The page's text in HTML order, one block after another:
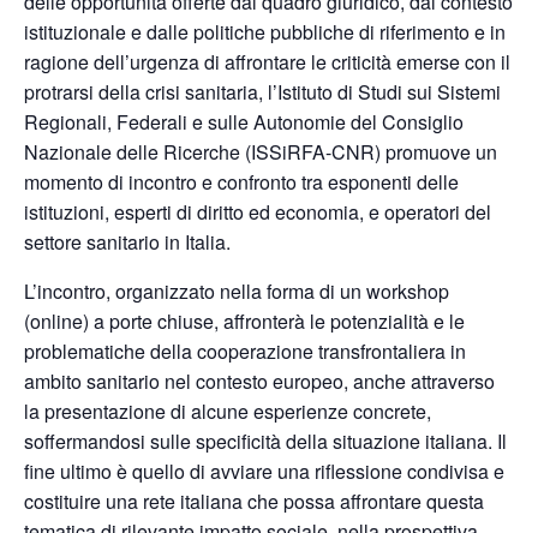
istituzionale e dalle politiche pubbliche di riferimento e in
ragione dell’urgenza di affrontare le criticità emerse con il
protrarsi della crisi sanitaria, l’Istituto di Studi sui Sistemi
Regionali, Federali e sulle Autonomie del Consiglio
Nazionale delle Ricerche (ISSiRFA-CNR) promuove un
momento di incontro e confronto tra esponenti delle
istituzioni, esperti di diritto ed economia, e operatori del
settore sanitario in Italia.
L’incontro, organizzato nella forma di un workshop
(online) a porte chiuse, affronterà le potenzialità e le
problematiche della cooperazione transfrontaliera in
ambito sanitario nel contesto europeo, anche attraverso
la presentazione di alcune esperienze concrete,
soffermandosi sulle specificità della situazione italiana. Il
fine ultimo è quello di avviare una riflessione condivisa e
costituire una rete italiana che possa affrontare questa